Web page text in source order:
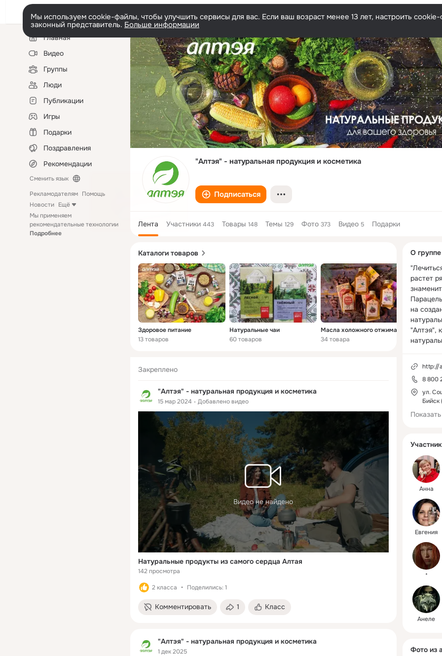
Мы используем cookie-файлы, чтобы улучшить сервисы для вас. Если ваш возраст менее 13 лет, настроить
законный представитель. Больше информации
Левая
колонкаГлавная
Видео
Группы
Люди
Публикации
Игры
Подарки
Поздравления
Рекомендации
Сменить язык
Рекламодателям Помощь
Новости Ещё
Мы применяем
рекомендательные технологии
Подробнее
"Алтэя" - натуральная продукция и косметика
Подписаться
Лента Участники 443 Товары 148 Темы 129 Фото 373 Видео 5 Подарки
Каталоги товаров
Здоровое питание
13 товаров
Натуральные чаи
60 товаров
Масла холожного отжима
34 товара
32 товара
Закреплено
"Алтэя" - натуральная продукция и косметика
15 мар 2024 Добавлено видео
Видео не найдено
Натуральные продукты из самого сердца Алтая
142 просмотра
2 класса Поделились: 1
Комментировать 1 Класс
"Алтэя" - натуральная продукция и косметика
1 дек 2025
колонка
О группе
растет
на
"Алтэя",
кремы,
морская
вода и
вашу
травы,
При
http://
8 800
ул.
Бийск
Анна
Евгения
*
Анеле
Фото из